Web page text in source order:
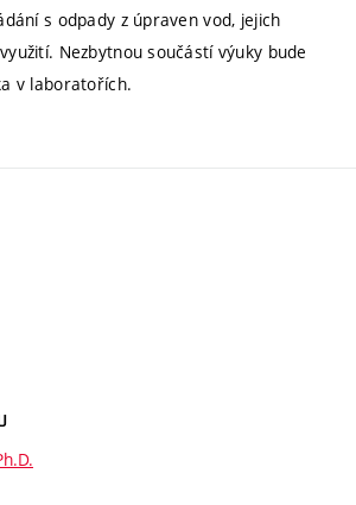
s odpady z úpraven vod, jejich
Nezbytnou součástí výuky bude
v laboratořích.